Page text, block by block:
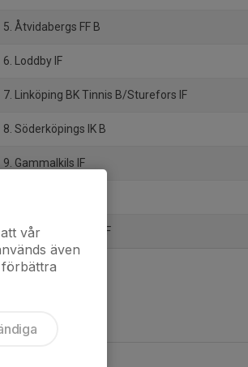
5. Åtvidabergs FF B
6. Loddby IF
7. Linköping BK Tinnis B/Sturefors IF
8. Söderköpings IK B
9. Gammalkils IF
11. Södra Turabdin IF
vår
även